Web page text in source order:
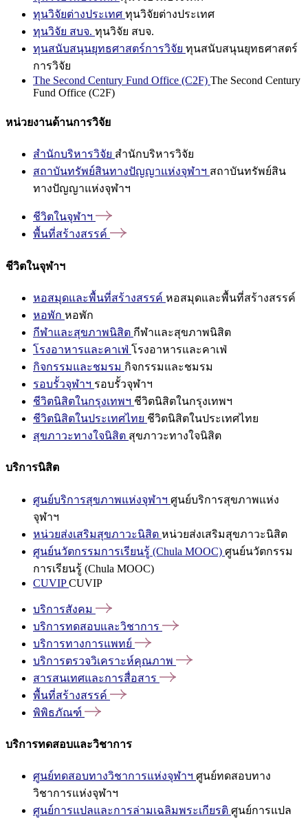
ทุนวิจัยต่างประเทศ ทุนวิจัยต่างประเทศ
ทุนวิจัย สบจ. ทุนวิจัย สบจ.
ทุนสนับสนุนยุทธศาสตร์การวิจัย ทุนสนับสนุนยุทธศาสตร์
การวิจัย
The Second Century Fund Office (C2F) The Second Century
Fund Office (C2F)
หน่วยงานด้านการวิจัย
สำนักบริหารวิจัย สำนักบริหารวิจัย
สถาบันทรัพย์สินทางปัญญาแห่งจุฬาฯ สถาบันทรัพย์สิน
ทางปัญญาแห่งจุฬาฯ
ชีวิตในจุฬาฯ
พื้นที่สร้างสรรค์
ชีวิตในจุฬาฯ
หอสมุดและพื้นที่สร้างสรรค์ หอสมุดและพื้นที่สร้างสรรค์
หอพัก หอพัก
กีฬาและสุขภาพนิสิต กีฬาและสุขภาพนิสิต
โรงอาหารและคาเฟ่ โรงอาหารและคาเฟ่
กิจกรรมและชมรม กิจกรรมและชมรม
รอบรั้วจุฬาฯ รอบรั้วจุฬาฯ
ชีวิตนิสิตในกรุงเทพฯ ชีวิตนิสิตในกรุงเทพฯ
ชีวิตนิสิตในประเทศไทย ชีวิตนิสิตในประเทศไทย
สุขภาวะทางใจนิสิต สุขภาวะทางใจนิสิต
บริการนิสิต
ศูนย์บริการสุขภาพแห่งจุฬาฯ ศูนย์บริการสุขภาพแห่ง
จุฬาฯ
หน่วยส่งเสริมสุขภาวะนิสิต หน่วยส่งเสริมสุขภาวะนิสิต
ศูนย์นวัตกรรมการเรียนรู้ (Chula MOOC) ศูนย์นวัตกรรม
การเรียนรู้ (Chula MOOC)
CUVIPCUVIP
บริการสังคม
บริการทดสอบและวิชาการ
บริการทางการแพทย์
บริการตรวจวิเคราะห์คุณภาพ
สารสนเทศและการสื่อสาร
พื้นที่สร้างสรรค์
พิพิธภัณฑ์
บริการทดสอบและวิชาการ
ศูนย์ทดสอบทางวิชาการแห่งจุฬาฯ ศูนย์ทดสอบทาง
วิชาการแห่งจุฬาฯ
ศูนย์การแปลและการล่ามเฉลิมพระเกียรติ ศูนย์การแปล